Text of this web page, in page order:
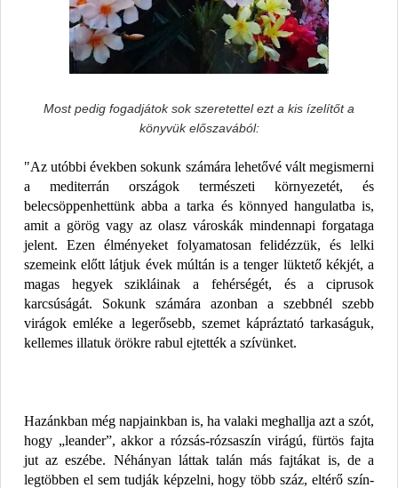
Most pedig fogadjátok sok szeretettel ezt a kis ízelítőt a
könyvük előszavából:
"Az utóbbi években sokunk számára lehetővé vált megismerni
a mediterrán országok természeti környezetét, és
belecsöppenhettünk abba a tarka és könnyed hangulatba is,
amit a görög vagy az olasz városkák mindennapi forgataga
jelent. Ezen élményeket folyamatosan felidézzük, és lelki
szemeink előtt látjuk évek múltán is a tenger lüktető kékjét, a
magas hegyek szikláinak a fehérségét, és a ciprusok
karcsúságát. Sokunk számára azonban a szebbnél szebb
virágok emléke a legerősebb, szemet kápráztató tarkaságuk,
kellemes illatuk örökre rabul ejtették a szívünket.
Hazánkban még napjainkban is, ha valaki meghallja azt a szót,
hogy „leander”, akkor a rózsás-rózsaszín virágú, fürtös fajta
jut az eszébe. Néhányan láttak talán más fajtákat is, de a
legtöbben el sem tudják képzelni, hogy több száz, eltérő szín-